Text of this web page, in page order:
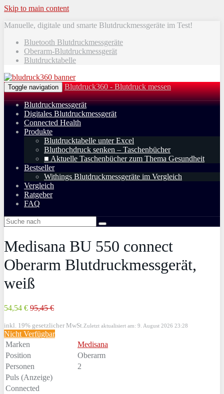
Skip to main content
Manuelle, digitale und smarte Blutdruckmessgeräte im Test!
Bluetooth Blutdruckmessgeräte
Oberarm-Blutdruckmessgerät
Blutdrucktabelle
Toggle navigation Blutdruck360 - Blutdruck messen
Blutdruckmessgerät
Digitales Blutdruckmessgerät
Connected Health
Produkte
Blutdrucktabelle unter Excel
Bluthochdruck senken – Taschenbücher
■ Aktuelle Taschenbücher zum Thema Gesundheit
Bestseller
Withings Blutdruckmessgeräte im Vergleich
Vergleich
Ratgeber
FAQ
Medisana BU 550 connect
Oberarm Blutdruckmessgerät,
weiß
54,54 € 95,45 €
inkl. 19% gesetzlicher MwSt. Zuletzt aktualisiert am: 9. August 2026 23:28
Nicht Verfügbar
Marken
Medisana
Position
Oberarm
Personen
2
Puls (Anzeige)
Connected